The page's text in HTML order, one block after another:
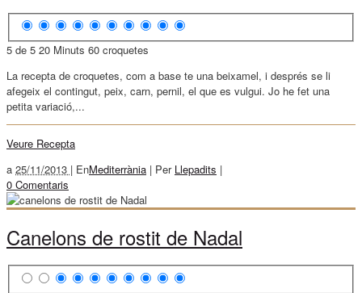
5 de 5 20 Minuts 60 croquetes
La recepta de croquetes, com a base te una beixamel, i després se li
afegeix el contingut, peix, carn, pernil, el que es vulgui. Jo he fet una
petita variació,...
Veure Recepta
a 25/11/2013 | EnMediterrània | Per Llepadits |
0 Comentaris
Canelons de rostit de Nadal